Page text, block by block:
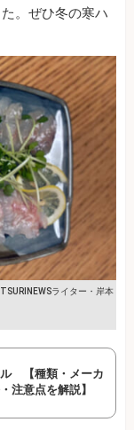
。ぜひ冬の寒ハ
TSURINEWSライター・岸本
ル 【種類・メーカ
注意点を解説】